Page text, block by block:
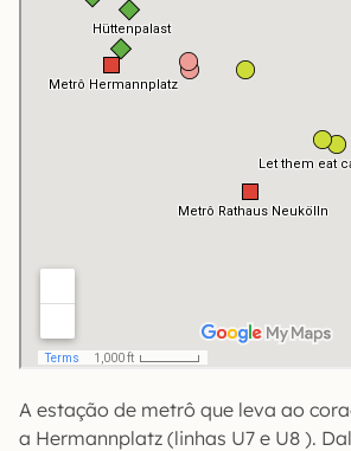
A estação de metrô que leva ao
a Hermannplatz (linhas U7 e U8 ).